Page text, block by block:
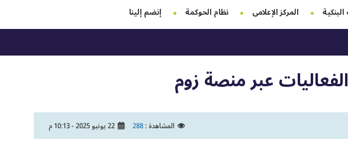
المركز الإعلامى نظام الحوكمة
إنضم إلينا
عبر منصة زوم
المشاهدة :288 22 يونيو 2025 - 10:13 م